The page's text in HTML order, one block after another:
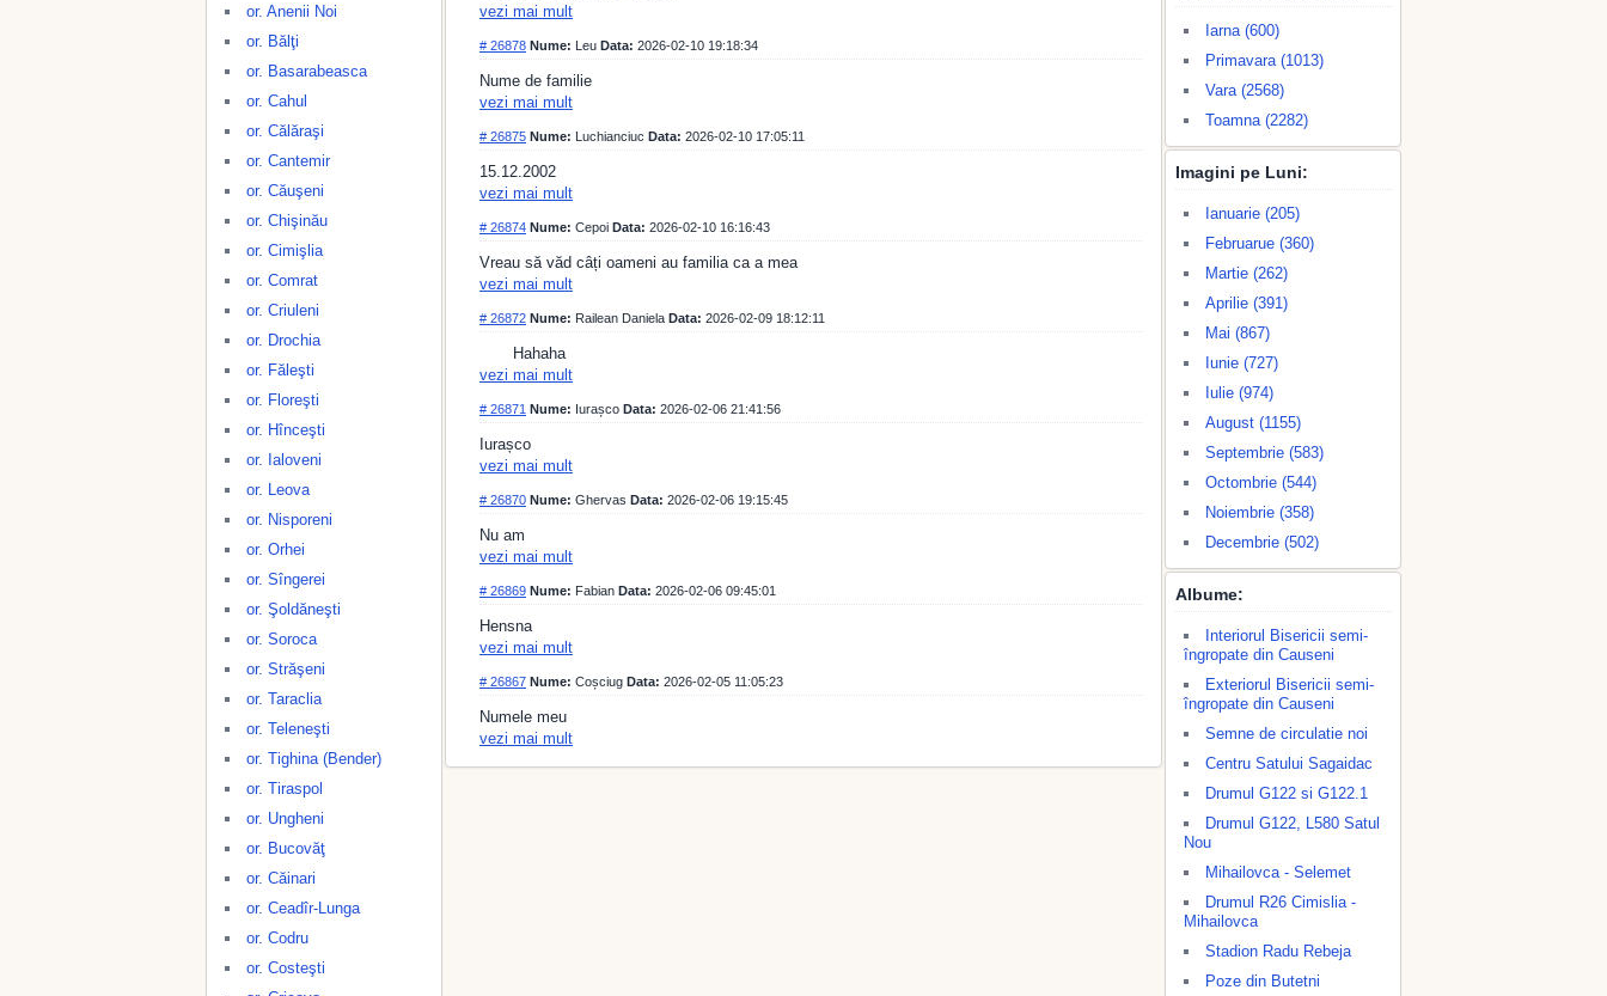
or. Anenii Noi
or. Bălţi
or. Basarabeasca
or. Cahul
or. Călăraşi
or. Cantemir
or. Căuşeni
or. Chişinău
or. Cimişlia
or. Comrat
or. Criuleni
or. Drochia
or. Făleşti
or. Floreşti
or. Hînceşti
or. Ialoveni
or. Leova
or. Nisporeni
or. Orhei
or. Sîngerei
or. Şoldăneşti
or. Soroca
or. Străşeni
or. Taraclia
or. Teleneşti
or. Tighina (Bender)
or. Tiraspol
or. Ungheni
or. Bucovăţ
or. Căinari
or. Ceadîr-Lunga
or. Codru
or. Costeşti
vezi mai mult
# 26878 Nume: Leu Data: 2026-02-10 19:18:34
Nume de familie
vezi mai mult
# 26875 Nume: Luchianciuc Data: 2026-02-10 17:05:11
15.12.2002
vezi mai mult
# 26874 Nume: Cepoi Data: 2026-02-10 16:16:43
Vreau să văd câți oameni au familia ca a mea
vezi mai mult
# 26872 Nume: Railean Daniela Data: 2026-02-09 18:12:11
Hahaha
vezi mai mult
# 26871 Nume: Iurașco Data: 2026-02-06 21:41:56
Iurașco
vezi mai mult
# 26870 Nume: Ghervas Data: 2026-02-06 19:15:45
Nu am
vezi mai mult
# 26869 Nume: Fabian Data: 2026-02-06 09:45:01
Hensna
vezi mai mult
# 26867 Nume: Coșciug Data: 2026-02-05 11:05:23
Numele meu
vezi mai mult
Iarna (600)
Primavara (1013)
Vara (2568)
Toamna (2282)
Imagini pe Luni:
Ianuarie (205)
Februarue (360)
Martie (262)
Aprilie (391)
Mai (867)
Iunie (727)
Iulie (974)
August (1155)
Septembrie (583)
Octombrie (544)
Noiembrie (358)
Decembrie (502)
Albume:
Interiorul Bisericii semi-
îngropate din Causeni
Exteriorul Bisericii semi-
îngropate din Causeni
Semne de circulatie noi
Centru Satului Sagaidac
Drumul G122 si G122.1
Drumul G122, L580 Satul
Nou
Mihailovca - Selemet
Drumul R26 Cimislia -
Mihailovca
Stadion Radu Rebeja
Poze din Butetni